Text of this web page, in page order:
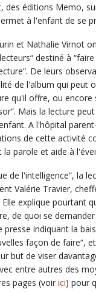
des éditions Memo,
à l'enfant de se
et Nathalie Virnot
destiné à
De leurs
de l'album qui peut
qu'il offre, ou encore
Mais la lecture
A l'hôpital
de cette activité
la parole et aide à
de l'intelligence“, la
Valérie Travier,
Elle explique pourtant
de quoi se
presse indiquant la
façon de faire“,
but de viser
entre autres des
pages (voir ici) pour